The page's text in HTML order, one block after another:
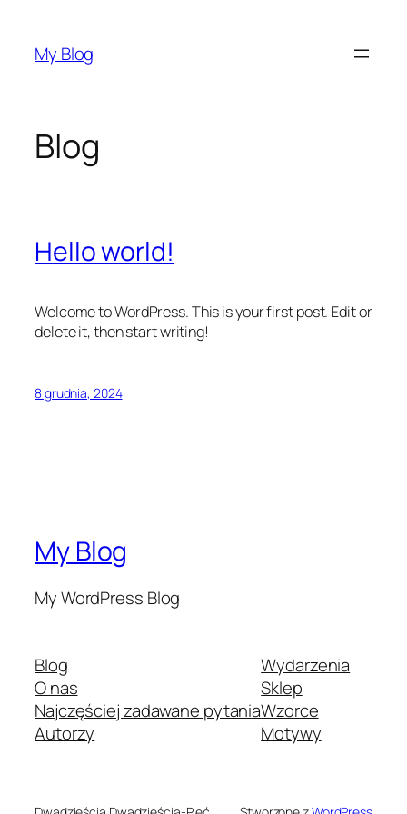
treściMy Blog
Blog
Hello world!
Welcome to WordPress. This is your first post. Edit or
delete it, then start writing!
8 grudnia, 2024
My Blog
My WordPress Blog
Blog
O nas
Najczęściej zadawane pytania
Autorzy
Wydarzenia
Sklep
Wzorce
Motywy